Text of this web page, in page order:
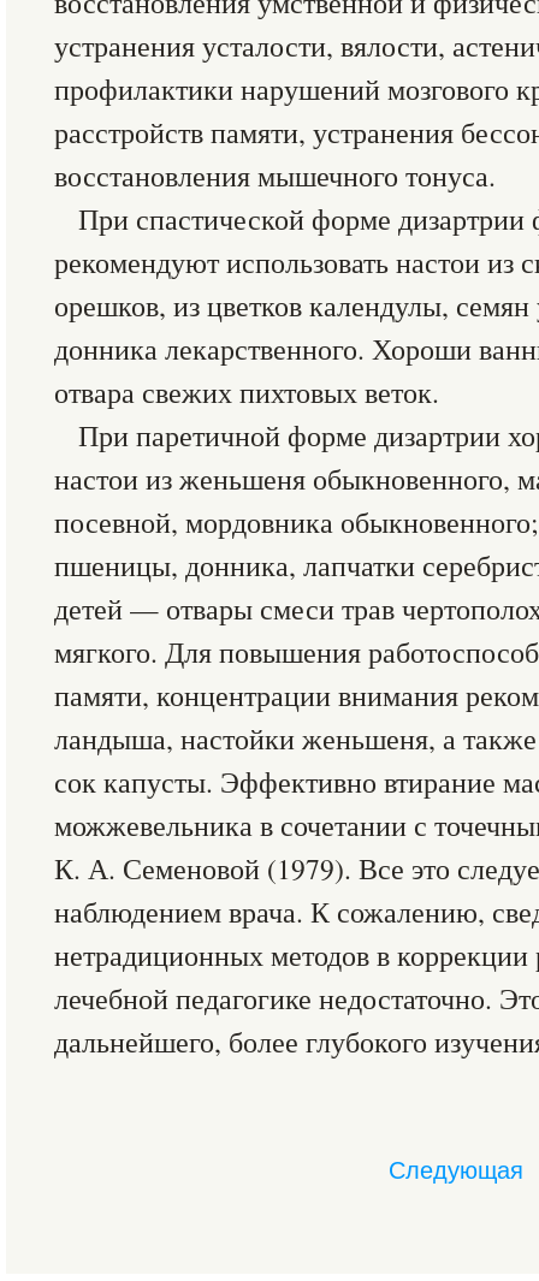
устранения усталости, вялости,
профилактики нарушений мозгового
расстройств памяти, устранения
восстановления мышечного тонуса.
При спастической форме дизартрии
рекомендуют использовать настои из
орешков, из цветков календулы,
донника лекарственного. Хороши
отвара свежих пихтовых веток.
При паретичной форме дизартрии
настои из женьшеня обыкновенного,
посевной, мордовника
пшеницы, донника, лапчатки
детей — отвары смеси трав
мягкого. Для повышения
памяти, концентрации внимания
ландыша, настойки женьшеня, а
сок капусты. Эффективно втирание
можжевельника в сочетании с
К. А. Семеновой (1979). Все это
наблюдением врача. К сожалению,
нетрадиционных методов в
лечебной педагогике недостаточно.
дальнейшего, более глубокого
Следующая